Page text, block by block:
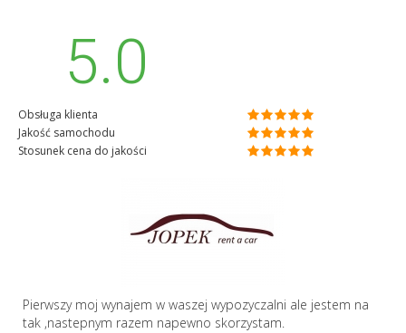
5.0
Obsługa klienta
Jakość samochodu
Stosunek cena do jakości
Pierwszy moj wynajem w waszej wypozyczalni ale jestem na
tak ,nastepnym razem napewno skorzystam.